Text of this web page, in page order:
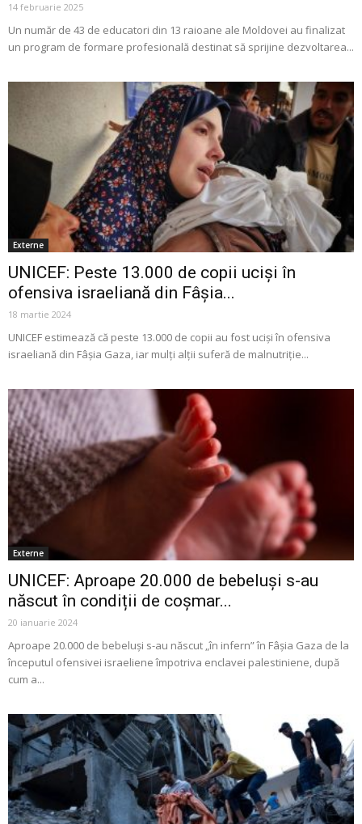
14 februarie 2025
Un număr de 43 de educatori din 13 raioane ale Moldovei au finalizat
un program de formare profesională destinat să sprijine dezvoltarea...
Externe
UNICEF: Peste 13.000 de copii uciși în
ofensiva israeliană din Fâșia...
18 martie 2024
UNICEF estimează că peste 13.000 de copii au fost ucişi în ofensiva
israeliană din Fâşia Gaza, iar mulţi alţii suferă de malnutriţie...
Externe
UNICEF: Aproape 20.000 de bebeluși s-au
născut în condiții de coșmar...
20 ianuarie 2024
Aproape 20.000 de bebeluşi s-au născut „în infern” în Fâşia Gaza de la
începutul ofensivei israeliene împotriva enclavei palestiniene, după
cum a...